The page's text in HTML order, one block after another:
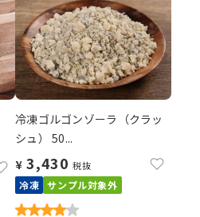
冷凍ゴルゴンゾーラ（クラッ
シュ） 50...
¥ 3,430 税抜
冷凍 サンプル対象外